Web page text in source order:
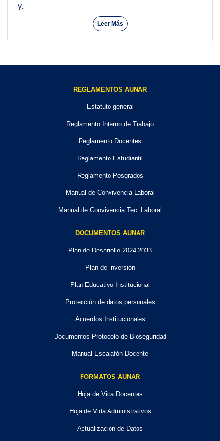
y.
Leer Más
REGLAMENTOS AUNAR
Estatuto general
Reglamento Interno de Trabajo
Reglamento Docentes
Reglamento Estudiantil
Reglamento Posgrados
Manual de Convivencia Laboral
Manual de Convivencia Tec. Laboral
DOCUMENTOS AUNAR
Plan de Desarrollo 2024-2033
Plan de Inversión
Plan Educativo Institucional
Protección de datos personales
Acuerdos Institucionales
Documentos Protocolo de Bioseguridad
Manual Escalafón Docente
FORMATOS AUNAR
Hoja de Vida Docentes
Hoja de Vida Administrativos
Actualización de Datos